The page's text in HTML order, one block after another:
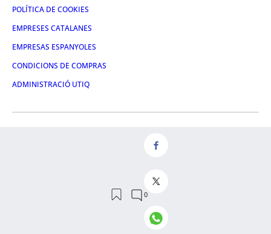
POLÍTICA DE COOKIES
EMPRESES CATALANES
EMPRESAS ESPANYOLES
CONDICIONS DE COMPRAS
ADMINISTRACIÓ UTIQ